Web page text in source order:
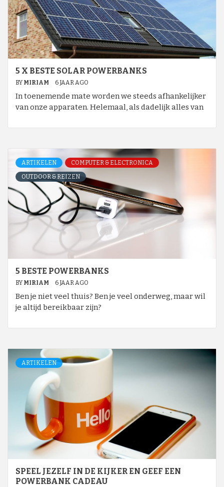
5 X BESTE SOLAR POWERBANKS
BY MIRIAM 6 JAAR AGO
In toenemende mate worden we steeds afhankelijker
van onze apparaten. Helemaal, als dadelijk alles van
ARTIKELEN
COMPUTER & ELECTRONICA
OUTDOOR & REIZEN
5 BESTE POWERBANKS
BY MIRIAM 6 JAAR AGO
Ben je niet veel thuis? Ben je veel onderweg, maar wil
je altijd bereikbaar zijn?
ARTIKELEN
SPEEL JEZELF IN DE KIJKER EN GEEF EEN
POWERBANK CADEAU